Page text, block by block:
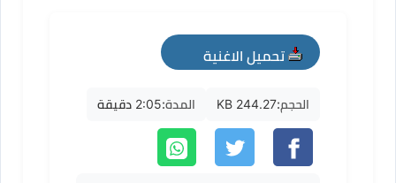
تحميل الاغنية
mp3
الحجم:244.27 KB المدة:2:05 دقيقة